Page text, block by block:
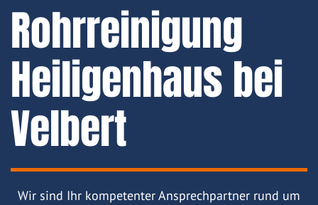
Rohrreinigung
Heiligenhaus bei
Velbert
Wir sind Ihr kompetenter Ansprechpartner rund um